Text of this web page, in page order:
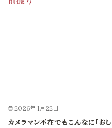
2026年1月22日
カメラマン不在でもこんなに「お